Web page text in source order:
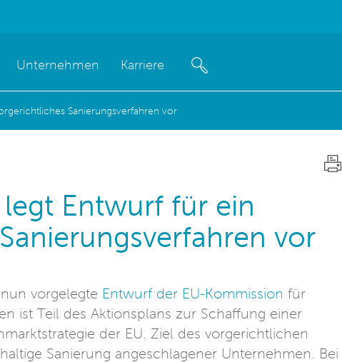
Unternehmen Karriere
Sanierungsverfahren vor
Entwurf für ein
vor
vorgelegte Entwurf der EU-Kommission für
ist Teil des Aktionsplans zur Schaffung einer
der EU. Ziel des vorgerichtlichen
Sanierung angeschlagener Unternehmen. Bei